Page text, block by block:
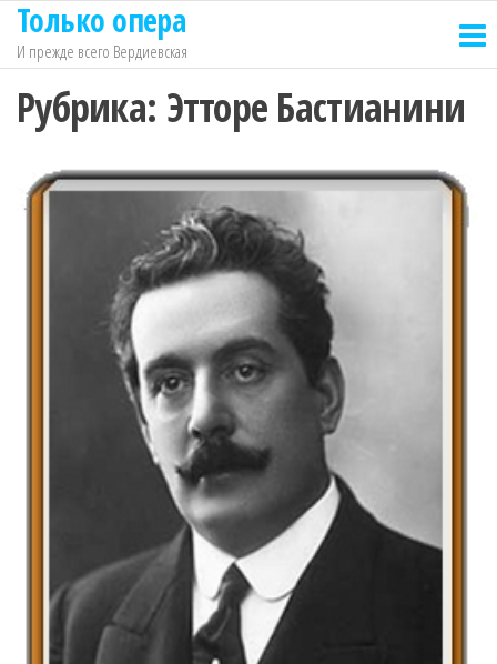
Перейти
содержимому
Только опера
И прежде всего Вердиевская
Рубрика: Этторе Бастианини